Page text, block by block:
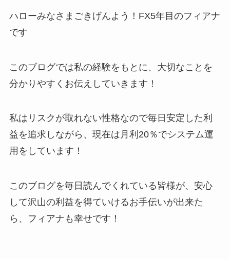
ハローみなさまごきげんよう！FX5年目のフィアナ
です
このブログでは私の経験をもとに、大切なことを
分かりやすくお伝えしていきます！
私はリスクが取れない性格なので毎日安定した利
益を追求しながら、現在は月利20％でシステム運
用をしています！
このブログを毎日読んでくれている皆様が、安心
して沢山の利益を得ていけるお手伝いが出来た
ら、フィアナも幸せです！